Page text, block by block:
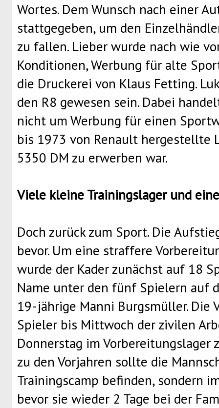
Wortes. Dem Wunsch nach einer
stattgegeben, um den
zu fallen. Lieber wurde nach wie
Konditionen, Werbung für alte
die Druckerei von Klaus Fetting.
den R8 gewesen sein. Dabei
nicht um Werbung für einen
bis 1973 von Renault hergestellte
5350 DM zu erwerben war.
Viele kleine Trainingslager und
Doch zurück zum Sport. Die
bevor. Um eine straffere
wurde der Kader zunächst auf 18
Name unter den fünf Spielern auf
19-jährige Manni Burgsmüller. Die
Spieler bis Mittwoch der zivilen
Donnerstag im Vorbereitungslager
zu den Vorjahren sollte die
Trainingscamp befinden, sondern
bevor sie wieder 2 Tage bei der